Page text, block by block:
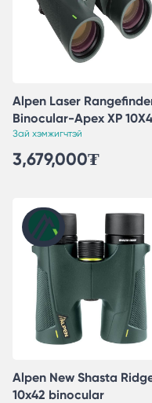
Alpen Laser
Binocular-Apex XP
ED Glass
Зай хэмжигчтэй
3,679,000₮
Alpen New Shasta
10x42 binocular